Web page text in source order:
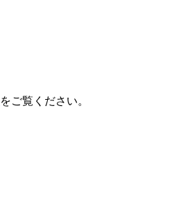
をご覧ください。